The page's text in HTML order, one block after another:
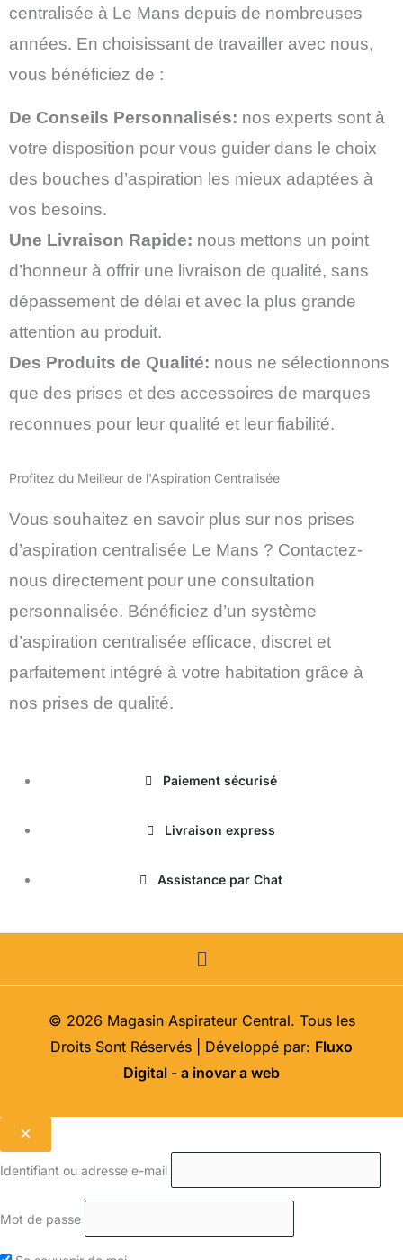
centralisée à Le Mans depuis de nombreuses
années. En choisissant de travailler avec nous,
vous bénéficiez de :
De Conseils Personnalisés: nos experts sont à
votre disposition pour vous guider dans le choix
des bouches d’aspiration les mieux adaptées à
vos besoins.
Une Livraison Rapide: nous mettons un point
d’honneur à offrir une livraison de qualité, sans
dépassement de délai et avec la plus grande
attention au produit.
Des Produits de Qualité: nous ne sélectionnons
que des prises et des accessoires de marques
reconnues pour leur qualité et leur fiabilité.
Profitez du Meilleur de l'Aspiration Centralisée
Vous souhaitez en savoir plus sur nos prises
d’aspiration centralisée Le Mans ? Contactez-
nous directement pour une consultation
personnalisée. Bénéficiez d’un système
d’aspiration centralisée efficace, discret et
parfaitement intégré à votre habitation grâce à
nos prises de qualité.
Paiement sécurisé
Livraison express
Assistance par Chat
Menu
© 2026 Magasin Aspirateur Central. Tous les
Droits Sont Réservés | Développé par: Fluxo
Digital - a inovar a web
Identifiant ou adresse e-mail
Mot de passe